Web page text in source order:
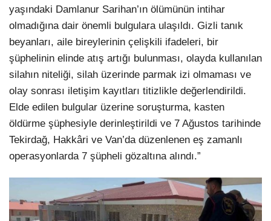
yaşındaki Damlanur Sarihan’ın ölümünün intihar
olmadığına dair önemli bulgulara ulaşıldı. Gizli tanık
beyanları, aile bireylerinin çelişkili ifadeleri, bir
şüphelinin elinde atış artığı bulunması, olayda kullanılan
silahın niteliği, silah üzerinde parmak izi olmaması ve
olay sonrası iletişim kayıtları titizlikle değerlendirildi.
Elde edilen bulgular üzerine soruşturma, kasten
öldürme şüphesiyle derinleştirildi ve 7 Ağustos tarihinde
Tekirdağ, Hakkâri ve Van’da düzenlenen eş zamanlı
operasyonlarda 7 şüpheli gözaltına alındı.”